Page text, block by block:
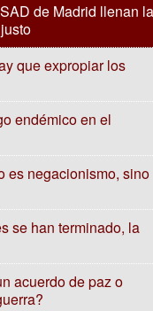
de Madrid llenan
que expropiar los
endémico en el
es negacionismo, sino
se han terminado, la
acuerdo de paz o